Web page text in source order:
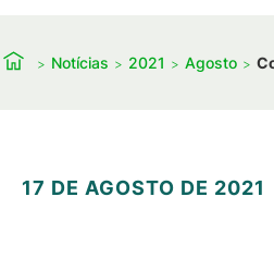
Notícias 2021 Agosto
17 DE AGOSTO DE 2021